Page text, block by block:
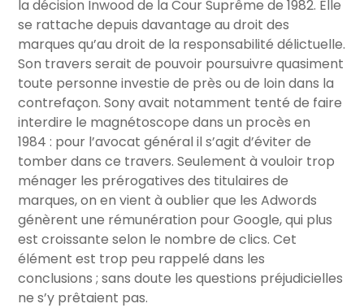
la décision Inwood de la Cour Suprême de 1982. Elle
se rattache depuis davantage au droit des
marques qu’au droit de la responsabilité délictuelle.
Son travers serait de pouvoir poursuivre quasiment
toute personne investie de près ou de loin dans la
contrefaçon. Sony avait notamment tenté de faire
interdire le magnétoscope dans un procès en
1984 : pour l’avocat général il s’agit d’éviter de
tomber dans ce travers. Seulement à vouloir trop
ménager les prérogatives des titulaires de
marques, on en vient à oublier que les Adwords
génèrent une rémunération pour Google, qui plus
est croissante selon le nombre de clics. Cet
élément est trop peu rappelé dans les
conclusions ; sans doute les questions préjudicielles
ne s’y prêtaient pas.